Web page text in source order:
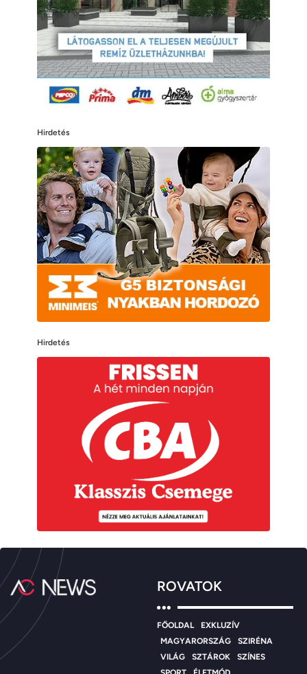
Hirdetés
Hirdetés
ROVATOK
FŐOLDAL
EXKLUZÍV
MAGYARORSZÁG
SZIRÉNA
VILÁG
SZTÁROK
SZÍNES